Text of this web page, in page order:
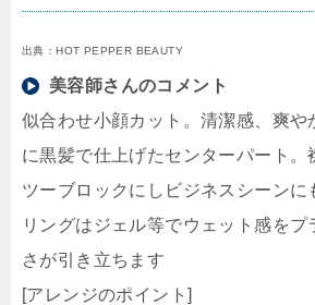
出典：HOT PEPPER BEAUTY
美容師さんのコメント
似合わせ小顔カット。清潔感、爽や
に黒髪で仕上げたセンターパート。
ツーブロックにしビジネスシーンに
リングはジェル等でウェット感をプ
さが引き立ちます
[アレンジのポイント]